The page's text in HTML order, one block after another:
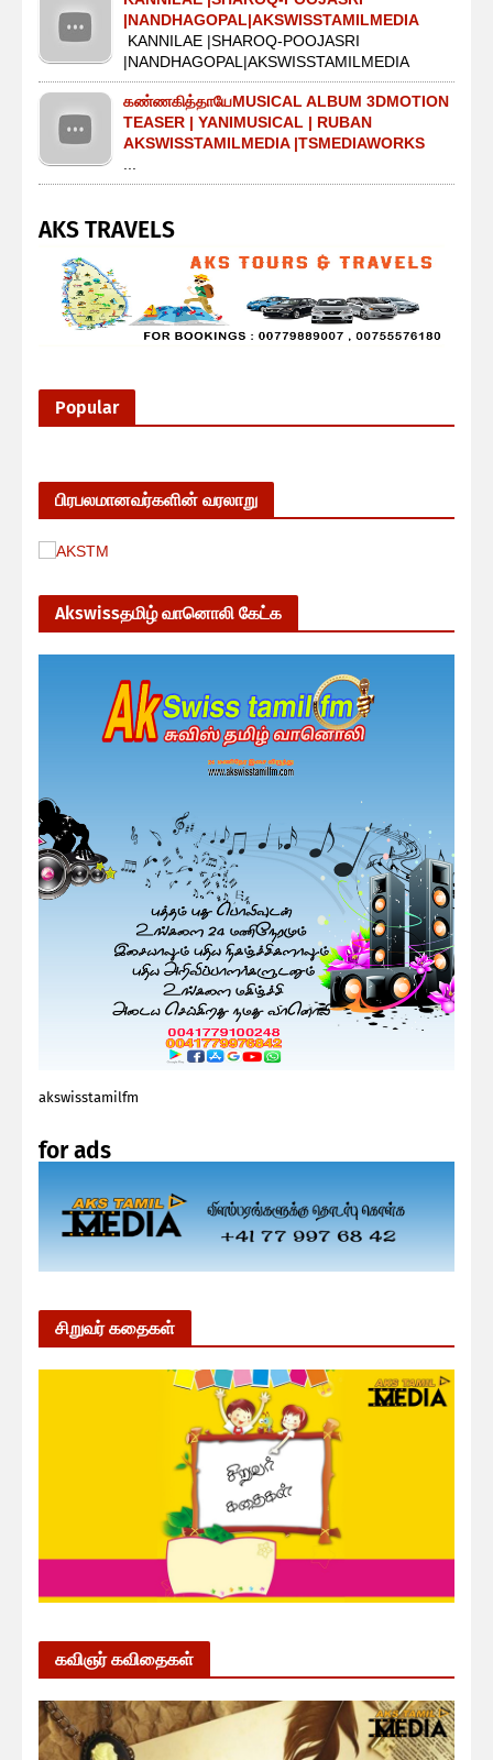
|NANDHAGOPAL|AKSWISSTAMILMEDIA
KANNILAE |SHAROQ-POOJASRI
|NANDHAGOPAL|AKSWISSTAMILMEDIA
கண்ணகித்தாயேMUSICAL ALBUM 3DMOTION
TEASER | YANIMUSICAL | RUBAN
AKSWISSTAMILMEDIA |TSMEDIAWORKS
AKS TRAVELS
Popular
பிரபலமானவர்களின் வரலாறு
Akswissதமிழ் வானொலி கேட்க
akswisstamilfm
for ads
சிறுவர் கதைகள்
கவிஞர் கவிதைகள்